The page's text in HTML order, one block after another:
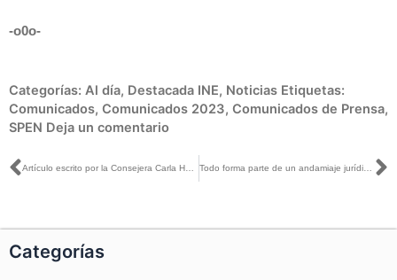
-o0o-
Categorías: Al día, Destacada INE, Noticias Etiquetas:
Comunicados, Comunicados 2023, Comunicados de Prensa,
SPEN Deja un comentario
Ant Artículo escrito por la Consejera Carla Humphrey, titulado: Escenarios para la utilización de urnas electrónicas para las elecciones de este año, publicado en La Silla Rota Todo forma parte de un andamiaje jurídico, que conlleva respetar las determinaciones de las distintas autoridades: Dania Ravel con Jesús Martín Mendoza
Categorías